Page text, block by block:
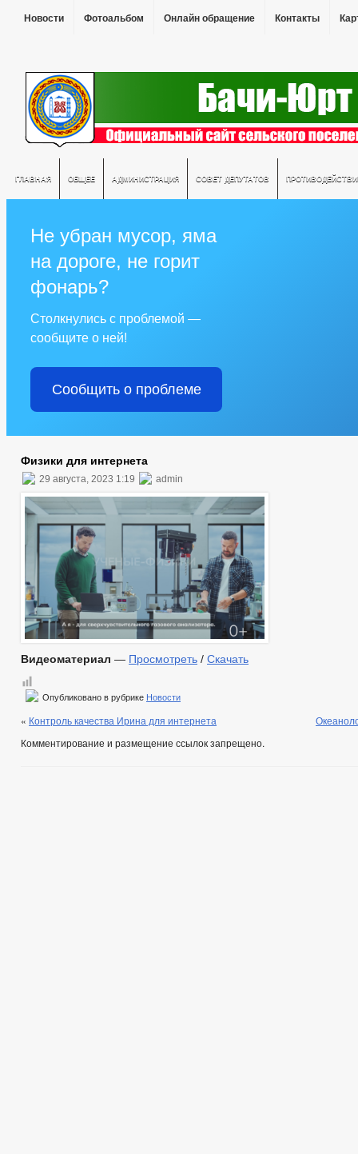
Новости Фотоальбом Онлайн обращение Контакты
ГЛАВНАЯ ОБЩЕЕ АДМИНИСТРАЦИЯ СОВЕТ ДЕПУТАТОВ
Не убран мусор, яма
на дороге, не горит
фонарь?
Столкнулись с проблемой —
сообщите о ней!
Сообщить о проблеме
Физики для интернета
29 августа, 2023 1:19 admin
Видеоматериал — Просмотреть / Скачать
Опубликовано в рубрике Новости
« Контроль качества Ирина для интернета
Комментирование и размещение ссылок запрещено.